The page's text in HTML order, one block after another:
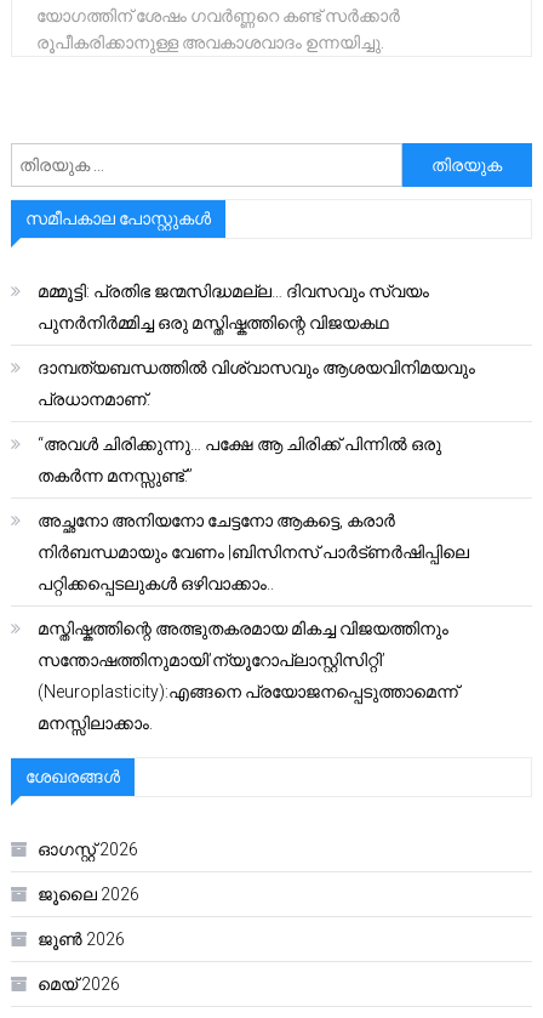
യോഗത്തിന് ശേഷം ഗവർണ്ണറെ കണ്ട് സർക്കാർ
രൂപീകരിക്കാനുള്ള അവകാശവാദം ഉന്നയിച്ചു.
അനേഷിക്കുക
സമീപകാല പോസ്റ്റുകൾ
മമ്മൂട്ടി: പ്രതിഭ ജന്മസിദ്ധമല്ല… ദിവസവും സ്വയം
പുനർനിർമ്മിച്ച ഒരു മസ്തിഷ്കത്തിന്റെ വിജയകഥ
ദാമ്പത്യബന്ധത്തിൽ വിശ്വാസവും ആശയവിനിമയവും
പ്രധാനമാണ്.
“അവൾ ചിരിക്കുന്നു… പക്ഷേ ആ ചിരിക്ക് പിന്നിൽ ഒരു
തകർന്ന മനസ്സുണ്ട്.”
അച്ഛനോ അനിയനോ ചേട്ടനോ ആകട്ടെ, കരാർ
നിർബന്ധമായും വേണം |ബിസിനസ് പാർട്ണർഷിപ്പിലെ
പറ്റിക്കപ്പെടലുകൾ ഒഴിവാക്കാം..
മസ്തിഷ്കത്തിന്റെ അത്ഭുതകരമായ മികച്ച വിജയത്തിനും
സന്തോഷത്തിനുമായി’ന്യൂറോപ്ലാസ്റ്റിസിറ്റി’
(Neuroplasticity):എങ്ങനെ പ്രയോജനപ്പെടുത്താമെന്ന്
മനസ്സിലാക്കാം.
ശേഖരങ്ങൾ
ഓഗസ്റ്റ്‌ 2026
ജൂലൈ 2026
ജൂൺ 2026
മെയ്‌ 2026